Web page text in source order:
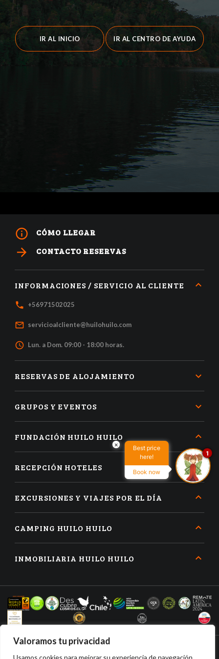
Valoramos tu privacidad
Usamos cookies para mejorar su experiencia de navegación,
IR AL INICIO IR AL CENTRO DE AYUDA
info_outline CÓMO LLEGAR
arrow_forward CONTACTO RESERVAS
INFORMACIONES / SERVICIO AL CLIENTE
local_phone +56971502025
mail_outline servicioalcliente@huilohuilo.com
access_time Lun. a Dom. 09:00 - 18:00 horas.
RESERVAS DE ALOJAMIENTO
GRUPOS Y EVENTOS
FUNDACIÓN HUILO HUILO
RECEPCIÓN HOTELES
EXCURSIONES Y VIAJES POR EL DÍA
CAMPING HUILO HUILO
INMOBILIARIA HUILO HUILO
×
Best price
here!
Book now
1